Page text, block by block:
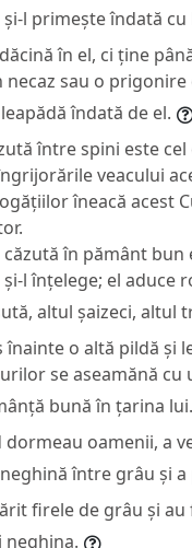
l primește îndată cu
în el, ci ține
necaz sau o
îndată de el.
între spini este cel
veacului
îneacă acest
în pământ bun
l înțelege; el aduce
altul șaizeci, altul
înainte o altă pildă și
se aseamănă cu
bună în țarina lui.
dormeau oamenii, a
între grâu și a
firele de grâu și
neghina.